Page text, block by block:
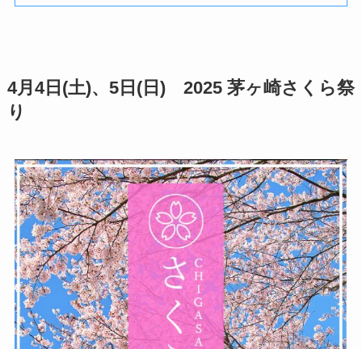
4月4日(土)、5日(日) 2025 茅ヶ崎さくら祭
り